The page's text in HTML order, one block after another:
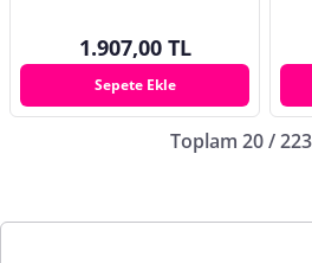
1.907,00 TL
Sepete Ekle
Toplam 20 /